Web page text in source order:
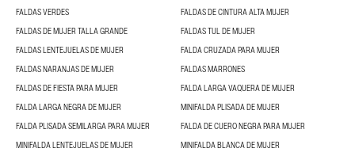
FALDAS VERDES
FALDAS DE CINTURA ALTA MUJER
FALDAS DE MUJER TALLA GRANDE
FALDAS TUL DE MUJER
FALDAS LENTEJUELAS DE MUJER
FALDA CRUZADA PARA MUJER
FALDAS NARANJAS DE MUJER
FALDAS MARRONES
FALDAS DE FIESTA PARA MUJER
FALDA LARGA VAQUERA DE MUJER
FALDA LARGA NEGRA DE MUJER
MINIFALDA PLISADA DE MUJER
FALDA PLISADA SEMILARGA PARA MUJER
FALDA DE CUERO NEGRA PARA MUJER
MINIFALDA LENTEJUELAS DE MUJER
MINIFALDA BLANCA DE MUJER